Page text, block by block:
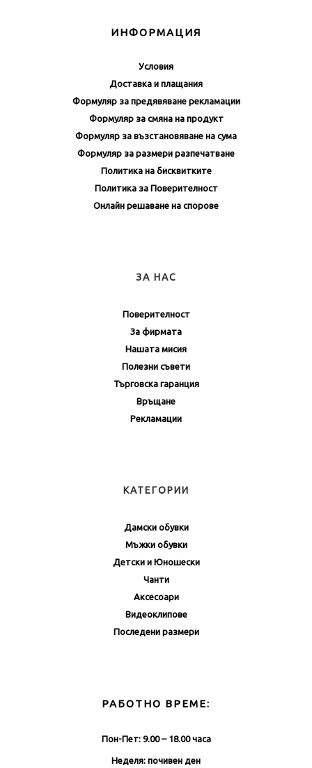
ИНФОРМАЦИЯ
Условия
Доставка и плащания
Формуляр за предявяване рекламации
Формуляр за смяна на продукт
Формуляр за възстановяване на сума
Формуляр за размери разпечатване
Политика на бисквитките
Политика за Поверителност
Онлайн решаване на спорове
ЗА НАС
Поверителност
За фирмата
Нашата мисия
Полезни съвети
Търговска гаранция
Връщане
Рекламации
КАТЕГОРИИ
Дамски обувки
Мъжки обувки
Детски и Юношески
Чанти
Аксесоари
Видеоклипове
Последени размери
РАБОТНО ВРЕМЕ:
Пон-Пет: 9.00 – 18.00 часа
Неделя: почивен ден